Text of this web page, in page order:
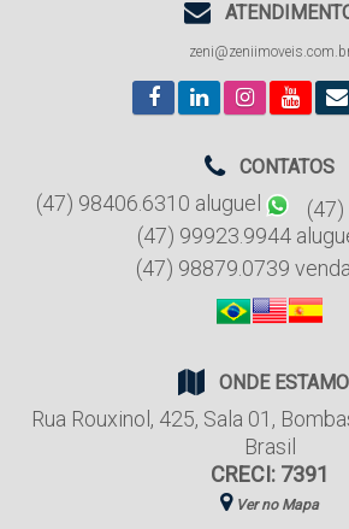
CONTATOS
(47) 98406.6310 aluguel
(47) 99923.9944
(47) 98879.0739
ONDE
Rua Rouxinol , 425, Sala 01 ,
Brasil
CRECI: 7391
Ver no Mapa